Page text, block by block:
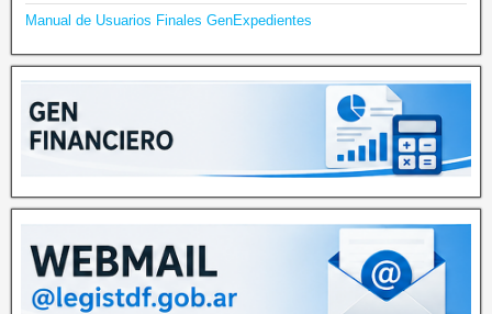
Manual de Usuarios Finales GenExpedientes